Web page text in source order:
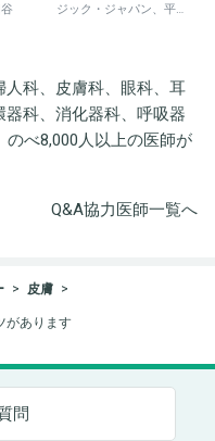
ジック・ジャパン、平野
科、皮膚科、眼科、耳
科、消化器科、呼吸器
べ8,000人以上の医師が
Q&A協力医師一覧へ
皮膚
があります
問